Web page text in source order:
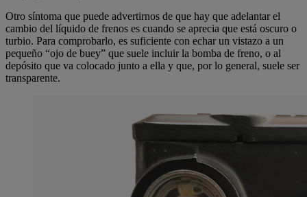
Otro síntoma que puede advertirnos de que hay que adelantar el
cambio del líquido de frenos es cuando se aprecia que está oscuro o
turbio. Para comprobarlo, es suficiente con echar un vistazo a un
pequeño “ojo de buey” que suele incluir la bomba de freno, o al
depósito que va colocado junto a ella y que, por lo general, suele ser
transparente.